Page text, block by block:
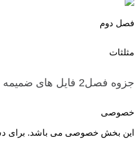
فصل دوم
مثلثات
جزوه فصل2 فایل های ضمیمه
خصوصی
این بخش خصوصی می باشد. برای